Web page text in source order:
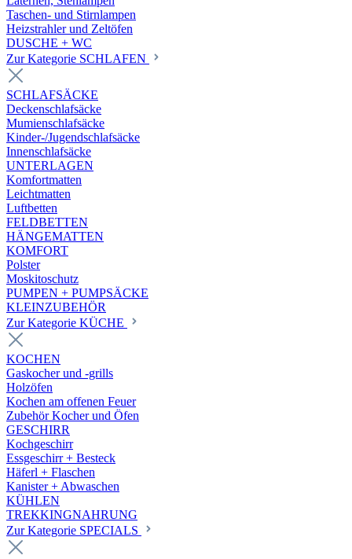
Taschen- und Stirnlampen
Heizstrahler und Zeltöfen
DUSCHE + WC
Zur Kategorie SCHLAFEN
SCHLAFSÄCKE
Deckenschlafsäcke
Mumienschlafsäcke
Kinder-/Jugendschlafsäcke
Innenschlafsäcke
UNTERLAGEN
Komfortmatten
Leichtmatten
Luftbetten
FELDBETTEN
HÄNGEMATTEN
KOMFORT
Polster
Moskitoschutz
PUMPEN + PUMPSÄCKE
KLEINZUBEHÖR
Zur Kategorie KÜCHE
KOCHEN
Gaskocher und -grills
Holzöfen
Kochen am offenen Feuer
Zubehör Kocher und Öfen
GESCHIRR
Kochgeschirr
Essgeschirr + Besteck
Häferl + Flaschen
Kanister + Abwaschen
KÜHLEN
TREKKINGNAHRUNG
Zur Kategorie SPECIALS